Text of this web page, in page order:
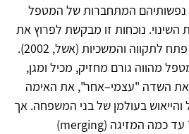
נפשותיהם המתחברות של המטפל
השינוי. נוכחות זו מבקשת לפרוץ את
המרחב הסגור ולפתוח בו פתח לתקווה והמשכיות (אשל, 2002).
מהווה גורם מחזיק, מכיל ומגן,
את השדה "עצמי–אחר", את האימה
והייאוש בעולמן של בני המשפחה. אך
עד כמה הכלה זו עמידה? עד כמה המזיגה (merging)